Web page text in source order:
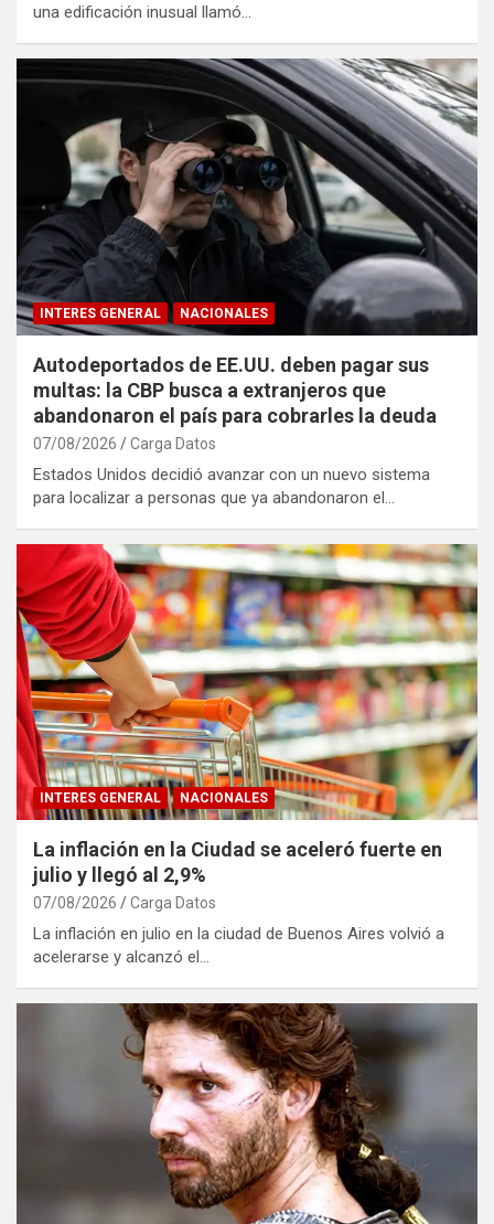
una edificación inusual llamó…
INTERES GENERAL NACIONALES
Autodeportados de EE.UU. deben pagar sus
multas: la CBP busca a extranjeros que
abandonaron el país para cobrarles la deuda
07/08/2026 Carga Datos
Estados Unidos decidió avanzar con un nuevo sistema
para localizar a personas que ya abandonaron el…
INTERES GENERAL NACIONALES
La inflación en la Ciudad se aceleró fuerte en
julio y llegó al 2,9%
07/08/2026 Carga Datos
La inflación en julio en la ciudad de Buenos Aires volvió a
acelerarse y alcanzó el…